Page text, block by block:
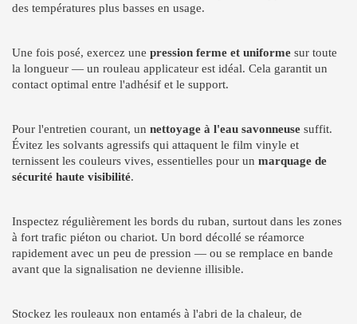
des températures plus basses en usage.
Une fois posé, exercez une pression ferme et uniforme sur toute
la longueur — un rouleau applicateur est idéal. Cela garantit un
contact optimal entre l'adhésif et le support.
Pour l'entretien courant, un nettoyage à l'eau savonneuse suffit.
Évitez les solvants agressifs qui attaquent le film vinyle et
ternissent les couleurs vives, essentielles pour un marquage de
sécurité haute visibilité.
Inspectez régulièrement les bords du ruban, surtout dans les zones
à fort trafic piéton ou chariot. Un bord décollé se réamorce
rapidement avec un peu de pression — ou se remplace en bande
avant que la signalisation ne devienne illisible.
Stockez les rouleaux non entamés à l'abri de la chaleur, de